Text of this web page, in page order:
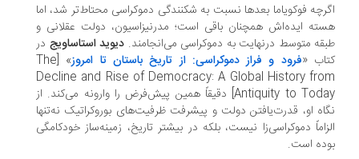
فوکویاما بعدها نسبت به شکنندگی دموکراسی محتاط‌تر شد، اما
ایده‌اش همچنان باقی است؛ مدرنیزاسیون، دولت عقلانی و
متوسط درنهایت به دموکراسی می‌انجامند.دیوید استاساویجدر
«فرود و فراز دموکراسی: از تاریخ باستان تا امروز
» [The
Decline and Rise of Democracy: A Global History
Antiquity to Today] دقیقاً همین پیش‌فرض را وارونه می‌کند. از
او، قدرت‌یافتن دولت و پیشرفت ظرفیت‌های بوروکراتیک نه‌تنها
دموکراسی‌زا نیست، بلکه در بیشتر تاریخ، زمینه‌ساز خودکامگی
است.